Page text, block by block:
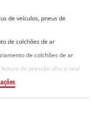
de veículos, pneus de
de colchões de ar
de colchões de ar
da pressão alvo e real